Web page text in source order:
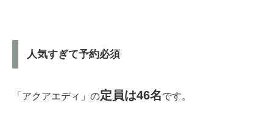
人気すぎて予約必須
「アクアエディ」の定員は46名です。